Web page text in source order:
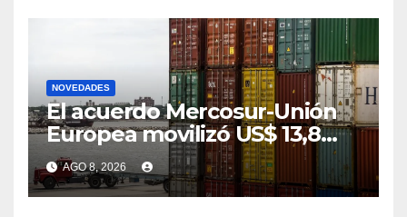
NOVEDADES
El acuerdo Mercosur-Unión
Europea movilizó US$ 13,8
millones en sus primeras 12
semanas de aplicación
AGO 8, 2026